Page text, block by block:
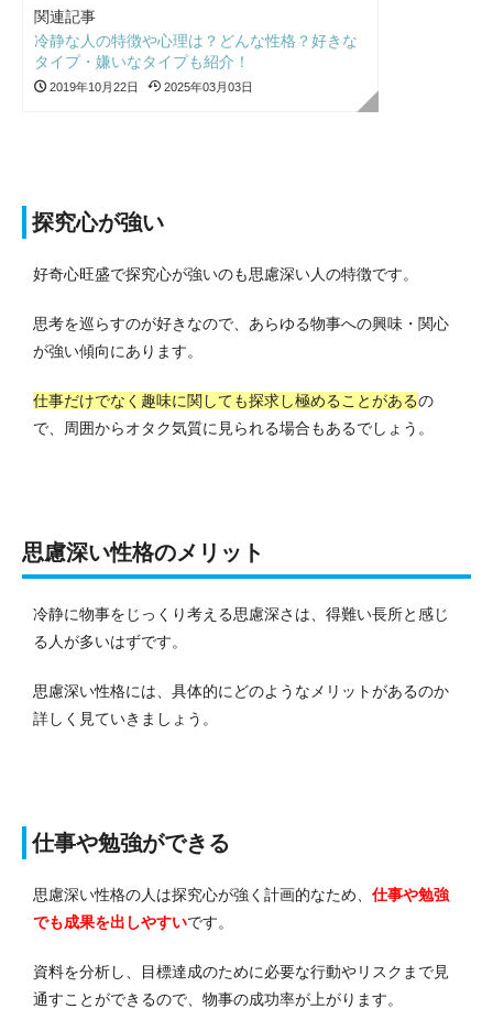
関連記事
冷静な人の特徴や心理は？どんな性格？好きな
タイプ・嫌いなタイプも紹介！
2019年10月22日 2025年03月03日
探究心が強い
好奇心旺盛で探究心が強いのも思慮深い人の特徴です。
思考を巡らすのが好きなので、あらゆる物事への興味・関心
が強い傾向にあります。
仕事だけでなく趣味に関しても探求し極めることがあるの
で、周囲からオタク気質に見られる場合もあるでしょう。
思慮深い性格のメリット
冷静に物事をじっくり考える思慮深さは、得難い長所と感じ
る人が多いはずです。
思慮深い性格には、具体的にどのようなメリットがあるのか
詳しく見ていきましょう。
仕事や勉強ができる
思慮深い性格の人は探究心が強く計画的なため、 仕事や勉強
でも成果を出しやすいです。
資料を分析し、目標達成のために必要な行動やリスクまで見
通すことができるので、物事の成功率が上がります。